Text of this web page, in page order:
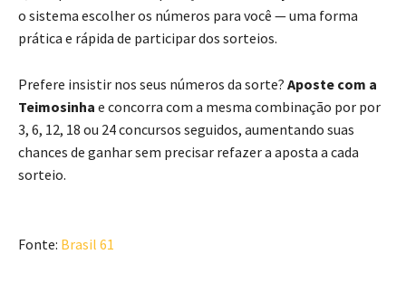
o sistema escolher os números para você — uma forma
prática e rápida de participar dos sorteios.
Prefere insistir nos seus números da sorte? Aposte com a
Teimosinha e concorra com a mesma combinação por por
3, 6, 12, 18 ou 24 concursos seguidos, aumentando suas
chances de ganhar sem precisar refazer a aposta a cada
sorteio.
Fonte: Brasil 61